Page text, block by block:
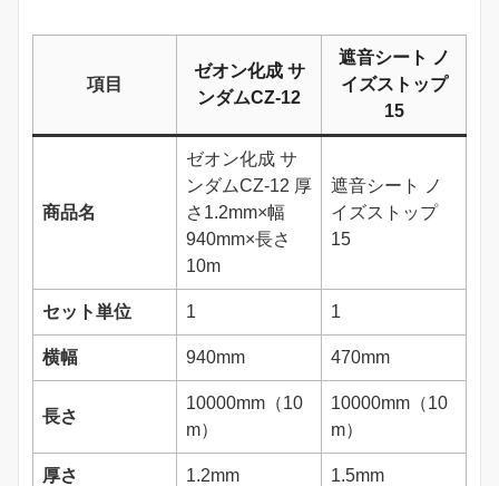
項目
ゼオン化成 サ
ンダムCZ-12
遮音シート ノ
イズストップ
15
商品名
ゼオン化成 サ
ンダムCZ-12 厚
さ1.2mm×幅
940mm×長さ
10m
遮音シート ノ
イズストップ
15
セット単位 1 1
横幅 940mm 470mm
長さ
10000mm（10
m）
10000mm（10
m）
厚さ 1.2mm 1.5mm